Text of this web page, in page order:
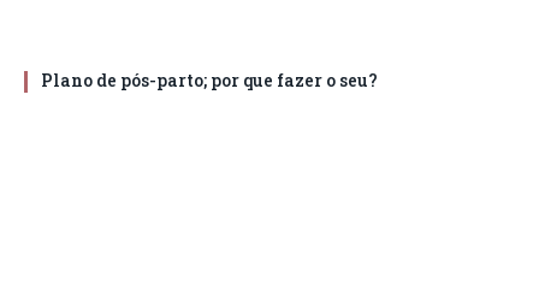
Plano de pós-parto; por que fazer o seu?